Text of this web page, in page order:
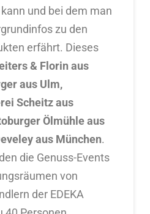
und bei dem man
zu den
erfährt. Dieses
& Florin aus
aus Ulm,
Scheitz aus
Ölmühle aus
aus München.
die Genuss-Events
von
der EDEKA